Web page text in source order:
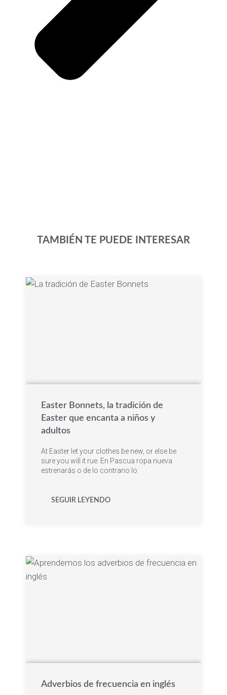
TAMBIÉN TE PUEDE INTERESAR
Easter Bonnets, la tradición de
Easter que encanta a niños y
adultos
At Easter let your clothes be new, or else be
sure you will it rue. En Pascua ropa nueva
estrenarás o de lo contrario lo
SEGUIR LEYENDO
Adverbios de frecuencia en inglés